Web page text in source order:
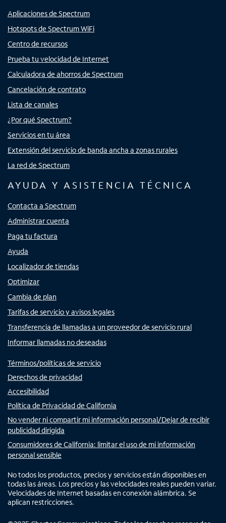
Aplicaciones de Spectrum
Hotspots de Spectrum WiFi
Centro de recursos
Prueba tu velocidad de Internet
Calculadora de ahorros de Spectrum
Cancelación de contrato
Lista de canales
¿Por qué Spectrum?
Servicios en tu área
Extensión del servicio de banda ancha a zonas rurales
La red de Spectrum
AYUDA Y ASISTENCIA TÉCNICA
Contacta a Spectrum
Administrar cuenta
Paga tu factura
Ayuda
Localizador de tiendas
Optimizar
Cambia de plan
Tarifas de servicio y avisos legales
Transferencia de llamadas a un proveedor de servicio rural
Informar llamadas no deseadas
Términos/políticas de servicio
Derechos de privacidad
Accesibilidad
Política de Privacidad de California
No vender ni compartir mi información personal/Dejar de recibir
publicidad dirigida
Consumidores de California: limitar el uso de mi información
personal sensible
No todos los productos, precios y servicios están disponibles en
todas las áreas. Los precios y las velocidades reales pueden variar.
Velocidades de Internet basadas en conexión alámbrica. Se
aplican restricciones.